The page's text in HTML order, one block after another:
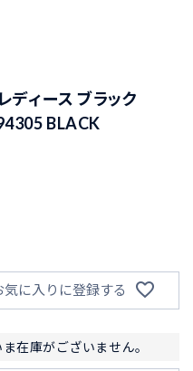
ディース ブラック
BLACK
気に入りに登録する
在庫がございません。